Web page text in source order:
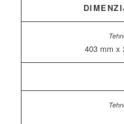
403 mm x